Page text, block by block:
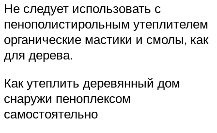
Не следует использовать с
пенополистирольным утеплителем
органические мастики и смолы, как
для дерева.
Как утеплить деревянный дом
снаружи пеноплексом
самостоятельно